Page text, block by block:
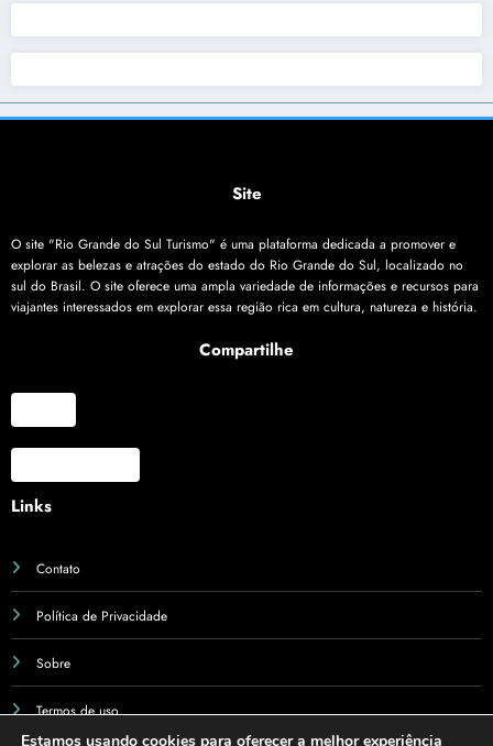
Site
O site "Rio Grande do Sul Turismo" é uma plataforma dedicada a promover e
explorar as belezas e atrações do estado do Rio Grande do Sul, localizado no
sul do Brasil. O site oferece uma ampla variedade de informações e recursos para
viajantes interessados em explorar essa região rica em cultura, natureza e história.
Compartilhe
Links
Contato
Política de Privacidade
Sobre
Termos de uso
Estamos usando cookies para oferecer a melhor experiência